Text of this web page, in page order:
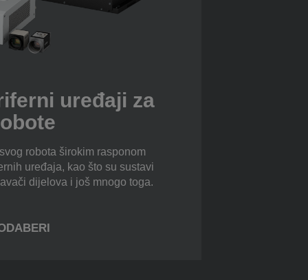
uređaji za
robota širokim rasponom
uređaja, kao što su sustavi
dijelova i još mnogo toga.